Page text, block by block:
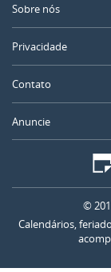
Sobre nós
Privacidade
Contato
Anuncie
©
Calendários,